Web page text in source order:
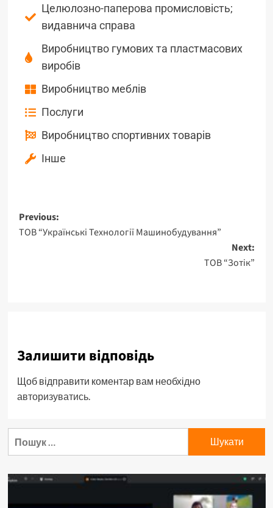
Целюлозно-паперова промисловість;
видавнича справа
Виробництво гумових та пластмасових
виробів
Виробництво меблів
Послуги
Виробництво спортивних товарів
Інше
Previous:
ТОВ “Українські Технології Машинобудування”
Next:
ТОВ “Зотік”
Залишити відповідь
Щоб відправити коментар вам необхідно
авторизуватись.